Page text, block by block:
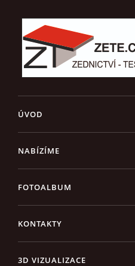
ÚVOD
NABÍZÍME
FOTOALBUM
KONTAKTY
3D VIZUALIZACE